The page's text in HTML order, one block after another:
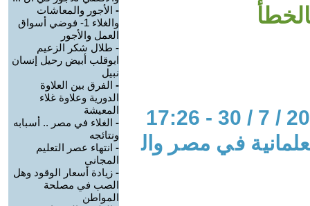
في مصر وال
- الأجور والمعاشات
والغلاء 1- فوضي أسواق
العمل والأجور
- طلال شكر الزعيم
ابوقلب أبيض رحيل إنسان
نبيل
- الفرق بين العلاوة
الدورية وعلاوة غلاء
المعيشة
- الغلاء في مصر .. أسبابه
ونتائجه
- انتهاء عصر التعليم
المجاني
- زيادة أسعار الوقود وهل
الصب في مصلحة
المواطن